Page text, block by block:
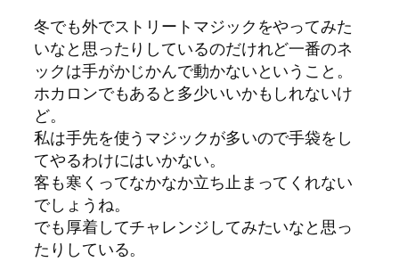
冬でも外でストリートマジックをやってみた
いなと思ったりしているのだけれど一番のネ
ックは手がかじかんで動かないということ。
ホカロンでもあると多少いいかもしれないけ
ど。
私は手先を使うマジックが多いので手袋をし
てやるわけにはいかない。
客も寒くってなかなか立ち止まってくれない
でしょうね。
でも厚着してチャレンジしてみたいなと思っ
たりしている。